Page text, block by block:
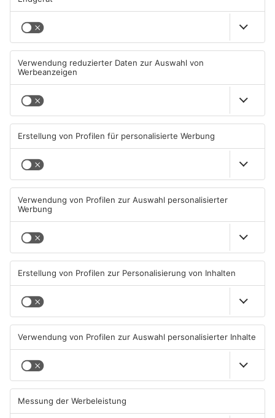
Diese Maislabyrinthe im
Primaveraland haben schon
geöffnet
08.08.2026, 09:45 UHR IN
PRIMAVERALAND
Ferienende: ADAC erwartet
Stau-Wochenende im
TOPNEWS
Beobachtungsflüge im
Primaveraland wegen
Waldbrandgefahr
08.08.2026, 09:33 UHR IN
Müll wird in Kreisen
Aschaffenburg und
Miltenberg früher abgeholt
TOPNEWS